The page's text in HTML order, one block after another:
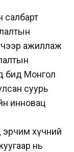
салбарт
ажиллаж
бид Монгол
суурь
инновац
эрчим хүчний
нь